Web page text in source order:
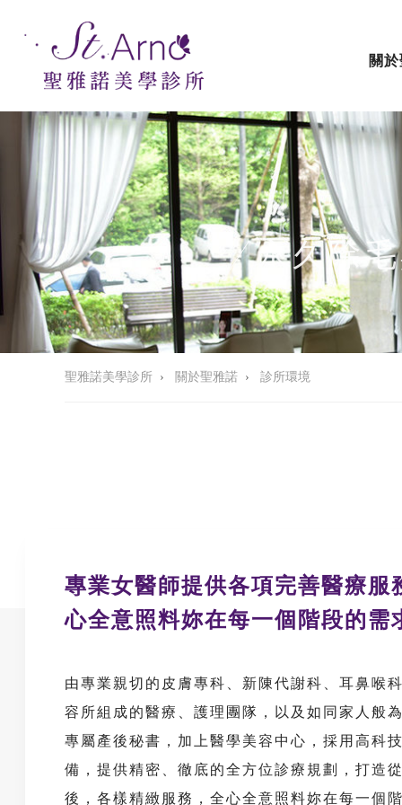
關
| 永久除
聖雅諾美學診所 › 關於聖雅諾 › 診所環境
專業女醫師提供各項完善醫療服
心全意照料妳在每一個階段的需
由專業親切的皮膚專科、新陳代謝科、耳鼻喉
容所組成的醫療、護理團隊，以及如同家人般
專屬產後秘書，加上醫學美容中心，採用高科
備，提供精密、徹底的全方位診療規劃，打造
後，各樣精緻服務，全心全意照料妳在每一個